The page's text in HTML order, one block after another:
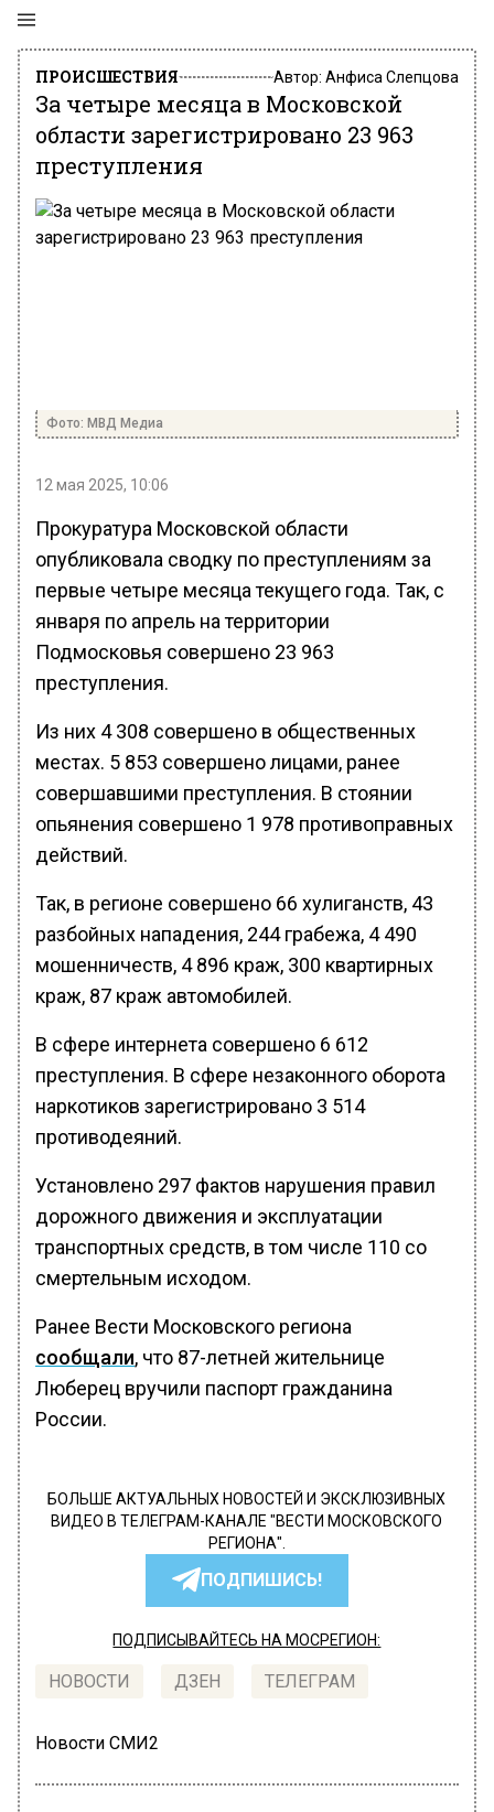
ПРОИСШЕСТВИЯ Автор: Анфиса Слепцова
За четыре месяца в Московской
области зарегистрировано 23 963
преступления
Фото: МВД Медиа
12 мая 2025, 10:06
Прокуратура Московской области
опубликовала сводку по преступлениям за
первые четыре месяца текущего года. Так, с
января по апрель на территории
Подмосковья совершено 23 963
преступления.
Из них 4 308 совершено в общественных
местах. 5 853 совершено лицами, ранее
совершавшими преступления. В стоянии
опьянения совершено 1 978 противоправных
действий.
Так, в регионе совершено 66 хулиганств, 43
разбойных нападения, 244 грабежа, 4 490
мошенничеств, 4 896 краж, 300 квартирных
краж, 87 краж автомобилей.
В сфере интернета совершено 6 612
преступления. В сфере незаконного оборота
наркотиков зарегистрировано 3 514
противодеяний.
Установлено 297 фактов нарушения правил
дорожного движения и эксплуатации
транспортных средств, в том числе 110 со
смертельным исходом.
Ранее Вести Московского региона
сообщали, что 87-летней жительнице
Люберец вручили паспорт гражданина
России.
БОЛЬШЕ АКТУАЛЬНЫХ НОВОСТЕЙ И ЭКСКЛЮЗИВНЫХ
ВИДЕО В ТЕЛЕГРАМ-КАНАЛЕ "ВЕСТИ МОСКОВСКОГО
РЕГИОНА".
ПОДПИШИСЬ!
ПОДПИСЫВАЙТЕСЬ НА МОСРЕГИОН:
НОВОСТИ ДЗЕН ТЕЛЕГРАМ
Новости СМИ2